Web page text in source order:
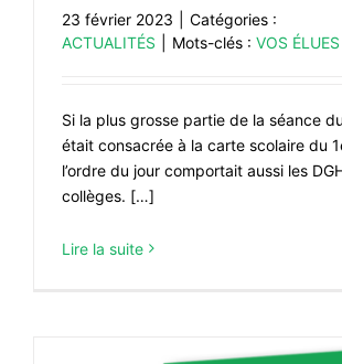
23 février 2023
Catégories :
ACTUALITÉS
Mots-clés : VOS ÉLUES
Si la plus grosse partie de la séance
était consacrée à la carte scolaire du
l’ordre du jour comportait aussi les
collèges. […]
Lire la suite